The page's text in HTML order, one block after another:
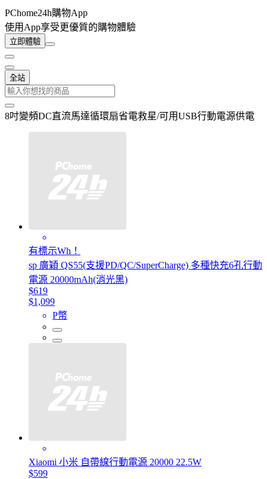
PChome24h購物App
使用App享受更優質的購物體驗
立即體驗
全站
8吋變頻DC直流馬達循環扇省電救星/可用USB行動電源供電
有標示Wh！
sp 廣穎 QS55(支援PD/QC/SuperCharge) 多種快充6孔行動
電源 20000mAh(消光黑)
$619
$1,099
P幣
Xiaomi 小米 自帶線行動電源 20000 22.5W
$599